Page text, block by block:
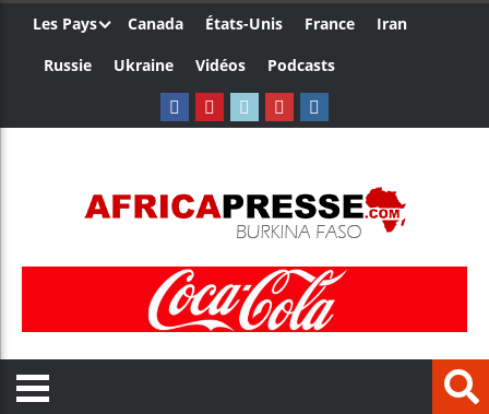
Les Pays Canada États-Unis France
Iran
Russie
Ukraine Vidéos Podcasts